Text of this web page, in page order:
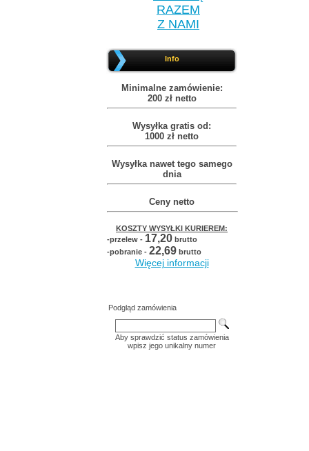
RAZEM
Z NAMI
Info
Minimalne zamówienie:
200 zł netto
Wysyłka gratis od:
1000 zł netto
Wysyłka nawet tego samego
dnia
Ceny netto
KOSZTY WYSYŁKI KURIEREM:
-przelew - 17,20 brutto
-pobranie - 22,69 brutto
Więcej informacji
Podgląd zamówienia
Aby sprawdzić status zamówienia
wpisz jego unikalny numer